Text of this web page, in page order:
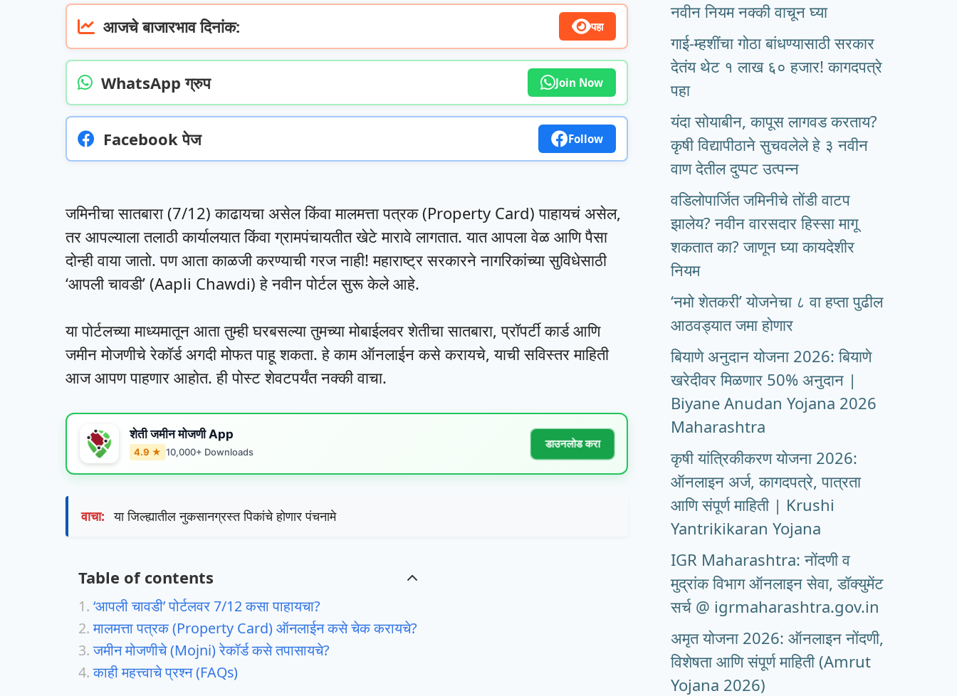
आजचे बाजारभाव दिनांक: पहा
WhatsApp ग्रुप Join Now
Facebook पेज Follow
जमिनीचा सातबारा (7/12) काढायचा असेल किंवा मालमत्ता पत्रक (Property Card) पाहायचं असेल,
तर आपल्याला तलाठी कार्यालयात किंवा ग्रामपंचायतीत खेटे मारावे लागतात. यात आपला वेळ आणि पैसा
दोन्ही वाया जातो. पण आता काळजी करण्याची गरज नाही! महाराष्ट्र सरकारने नागरिकांच्या सुविधेसाठी
‘आपली चावडी’ (Aapli Chawdi) हे नवीन पोर्टल सुरू केले आहे.
या पोर्टलच्या माध्यमातून आता तुम्ही घरबसल्या तुमच्या मोबाईलवर शेतीचा सातबारा, प्रॉपर्टी कार्ड आणि
जमीन मोजणीचे रेकॉर्ड अगदी मोफत पाहू शकता. हे काम ऑनलाईन कसे करायचे, याची सविस्तर माहिती
आज आपण पाहणार आहोत. ही पोस्ट शेवटपर्यंत नक्की वाचा.
शेती जमीन मोजणी App
4.9 ★ 10,000+ Downloads
डाउनलोड करा
वाचा: या जिल्ह्यातील नुकसानग्रस्त पिकांचे होणार पंचनामे
Table of contents
‘आपली चावडी’ पोर्टलवर 7/12 कसा पाहायचा?
मालमत्ता पत्रक (Property Card) ऑनलाईन कसे चेक करायचे?
जमीन मोजणीचे (Mojni) रेकॉर्ड कसे तपासायचे?
​काही महत्त्वाचे प्रश्न (FAQs)
नवीन नियम नक्की वाचून घ्या
गाई-म्हशींचा गोठा बांधण्यासाठी सरकार
देतंय थेट १ लाख ६० हजार! कागदपत्रे
पहा
यंदा सोयाबीन, कापूस लागवड करताय?
कृषी विद्यापीठाने सुचवलेले हे ३ नवीन
वाण देतील दुप्पट उत्पन्न
वडिलोपार्जित जमिनीचे तोंडी वाटप
झालेय? नवीन वारसदार हिस्सा मागू
शकतात का? जाणून घ्या कायदेशीर
नियम
‘नमो शेतकरी’ योजनेचा ८ वा हप्ता पुढील
आठवड्यात जमा होणार
बियाणे अनुदान योजना 2026: बियाणे
खरेदीवर मिळणार 50% अनुदान |
Biyane Anudan Yojana 2026
Maharashtra
कृषी यांत्रिकीकरण योजना 2026:
ऑनलाइन अर्ज, कागदपत्रे, पात्रता
आणि संपूर्ण माहिती | Krushi
Yantrikikaran Yojana
IGR Maharashtra: नोंदणी व
मुद्रांक विभाग ऑनलाइन सेवा, डॉक्युमेंट
सर्च @ igrmaharashtra.gov.in
अमृत योजना 2026: ऑनलाइन नोंदणी,
विशेषता आणि संपूर्ण माहिती (Amrut
Yojana 2026)